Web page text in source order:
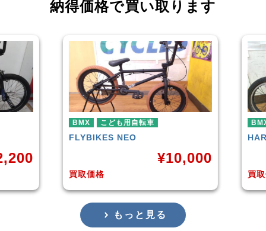
納得価格で買い取ります
¥10,000
BMX
HARODOWNTOWN
買取価格
¥4,225
もっと見る